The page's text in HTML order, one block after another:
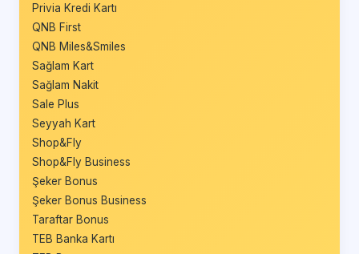
Privia Kredi Kartı
QNB First
QNB Miles&Smiles
Sağlam Kart
Sağlam Nakit
Sale Plus
Seyyah Kart
Shop&Fly
Shop&Fly Business
Şeker Bonus
Şeker Bonus Business
Taraftar Bonus
TEB Banka Kartı